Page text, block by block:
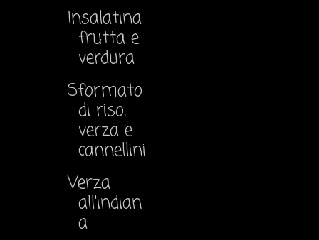
Insalatina
frutta e
verdura
Sformato
di riso,
verza e
cannellini
Verza
all'indian
a